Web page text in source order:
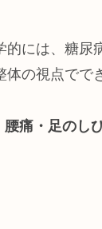
には、糖尿
の視点でで
痛・足のし